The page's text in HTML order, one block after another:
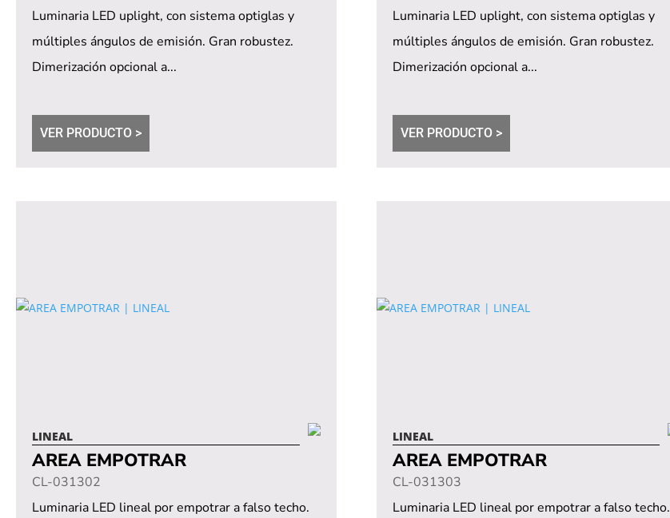
Luminaria LED uplight, con sistema optiglas y
múltiples ángulos de emisión. Gran robustez.
Dimerización opcional a...
VER PRODUCTO >
Luminaria LED uplight, con sistema optiglas y
múltiples ángulos de emisión. Gran robustez.
Dimerización opcional a...
VER PRODUCTO >
LINEAL
AREA EMPOTRAR
CL-031302
Luminaria LED lineal por empotrar a falso techo.
LINEAL
AREA EMPOTRAR
CL-031303
Luminaria LED lineal por empotrar a falso techo.